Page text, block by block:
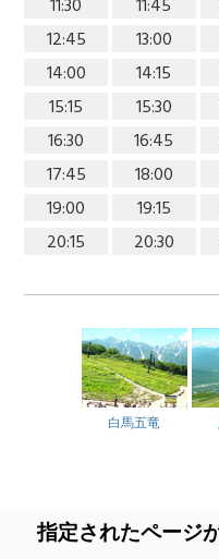
11:30
11:45
12:45
13:00
14:00
14:15
15:15
15:30
16:30
16:45
17:45
18:00
19:00
19:15
20:15
20:30
白馬五竜